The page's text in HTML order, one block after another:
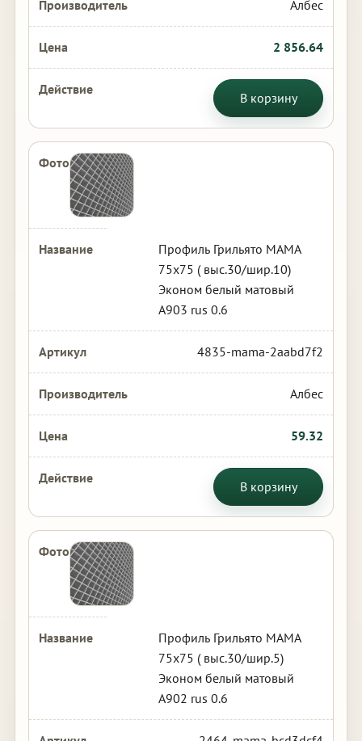
Албес
2 856.64
В корзину
Профиль Грильято МАМА
75х75 ( выс.30/шир.10)
Эконом белый матовый
А903 rus 0.6
4835-mama-2aabd7f2
Албес
59.32
В корзину
Профиль Грильято МАМА
75х75 ( выс.30/шир.5)
Эконом белый матовый
А902 rus 0.6